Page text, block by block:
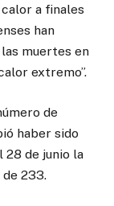
a finales
han
muertes en
extremo”.
de
haber sido
28 de junio la
233.